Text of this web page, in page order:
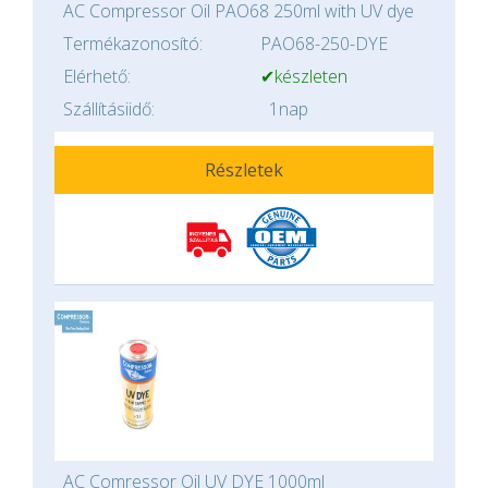
AC Compressor Oil PAO68 250ml with UV dye
Termékazonosító:
PAO68-250-DYE
Elérhető:
✔készleten
Szállításiidő:
1nap
Részletek
AC Comressor Oil UV DYE 1000ml